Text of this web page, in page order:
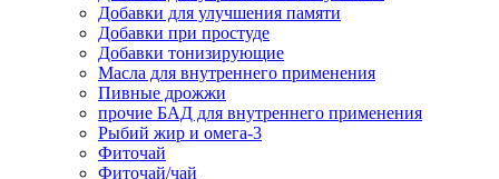
Добавки для улучшения памяти
Добавки при простуде
Добавки тонизирующие
Масла для внутреннего применения
Пивные дрожжи
прочие БАД для внутреннего применения
Рыбий жир и омега-3
Фиточай
Фиточай/чай